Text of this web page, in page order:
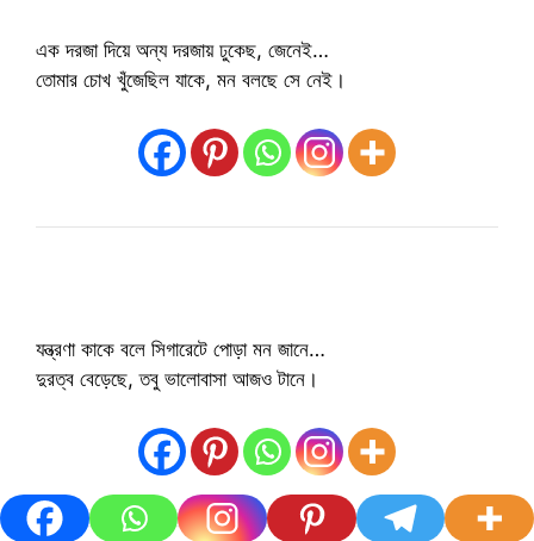
এক দরজা দিয়ে অন্য দরজায় ঢুকেছ, জেনেই…
তোমার চোখ খুঁজেছিল যাকে, মন বলছে সে নেই।
যন্ত্রণা কাকে বলে সিগারেটে পোড়া মন জানে…
দুরত্ব বেড়েছে, তবু ভালোবাসা আজও টানে।